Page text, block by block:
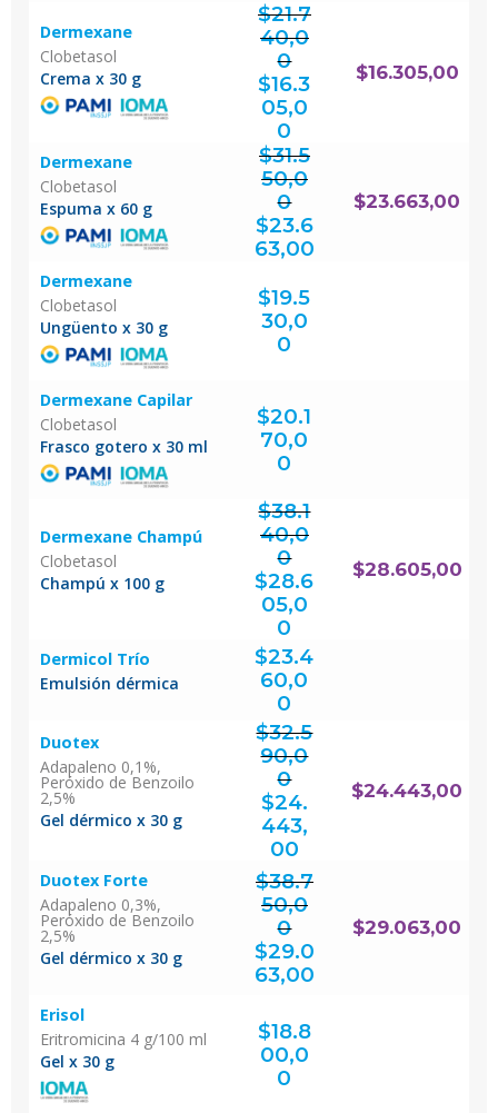
Dermexane
Clobetasol
Crema x 30 g
$21.7
40,0
0
El
precio
original
era:
$21.740,00.
$16.3
05,0
0El
precio
$16.305,00
Dermexane
Clobetasol
Espuma x 60 g
$31.5
50,0
0
El
precio
original
era:
$31.550,00.
$23.6
63,00precio
actual
es:
$23.663,00.
$23.663,00
Dermexane
Clobetasol
Ungüento x 30 g
$19.5
30,0
0
Dermexane Capilar
Clobetasol
Frasco gotero x 30 ml
$20.1
70,0
0
Dermexane Champú
Clobetasol
Champú x 100 g
$38.1
40,0
0
El
precio
original
era:
$38.140,00.
$28.6
05,0
0El
precio
$28.605,00
Dermicol Trío
Emulsión dérmica
$23.4
60,0
0
Duotex
Adapaleno 0,1%,
Peróxido de Benzoilo
2,5%
Gel dérmico x 30 g
$32.5
90,0
0
El
precio
original
era:
$32.590,00.
$24.
443,
00El
precio
actual
es:
$24.443,00.
$24.443,00
Duotex Forte
Adapaleno 0,3%,
Peróxido de Benzoilo
2,5%
Gel dérmico x 30 g
$38.7
50,0
0
El
precio
original
era:
$38.750,00.
$29.0
63,00precio
actual
es:
$29.063,00.
$29.063,00
Erisol
Eritromicina 4 g/100 ml
Gel x 30 g
$18.8
00,0
0